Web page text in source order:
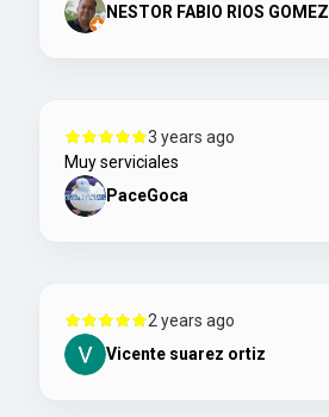
NESTOR FABIO RIOS GOMEZ
3 years ago
Muy serviciales
PaceGoca
2 years ago
Vicente suarez ortiz